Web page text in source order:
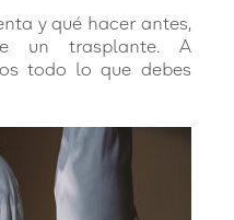
y qué hacer antes,
un trasplante. A
todo lo que debes